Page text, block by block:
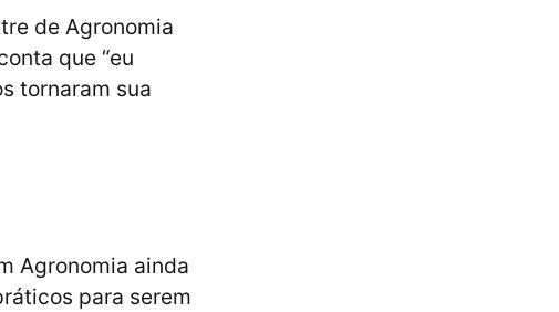
de Agronomia
que “eu
tornaram sua
Agronomia ainda
para serem